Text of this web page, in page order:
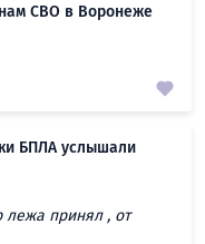
СВО в Воронеже
БПЛА услышали
лежа принял , от